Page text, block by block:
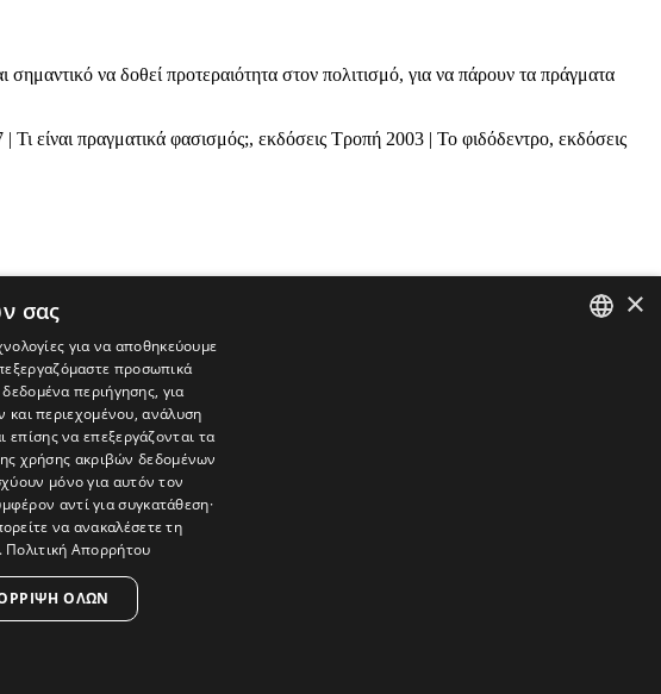
να δοθεί προτεραιότητα στον πολιτισμό, για να πάρουν τα πράγματα
είναι πραγματικά φασισμός;, εκδόσεις Τροπή 2003 | Το φιδόδεντρο, εκδόσεις
Ειδήσεις, συνεντεύξεις, συναντήσεις, ρεπορτάζ, ήχοι, εικόνες – κινούμενες
×
σας
για να αποθηκεύουμε
προσωπικά
περιήγησης, για
και περιεχομένου, ανάλυση
επίσης να επεξεργάζονται τα
χρήσης ακριβών δεδομένων
μόνο για αυτόν τον
αντί για συγκατάθεση·
να ανακαλέσετε τη
. Πολιτική Απορρήτου
ΌΛΩΝ